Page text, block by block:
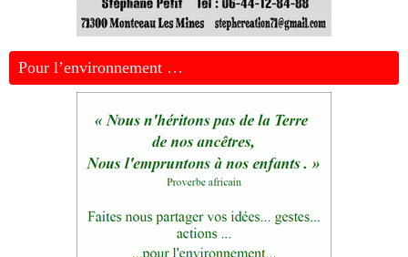
Pour l’environnement …